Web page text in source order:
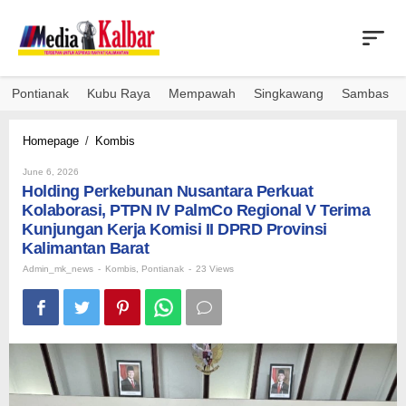
content
Pontianak Kubu Raya Mempawah Singkawang Sambas
Homepage / Kombis
Perkuat
Kolaborasi,
PTPN
IV
PalmCo
Regional
V
Terima
Kunjungan
Komisi
II
DPRD
Provinsi
June 6, 2026
Holding Perkebunan Nusantara Perkuat
Kolaborasi, PTPN IV PalmCo Regional V Terima
Kunjungan Kerja Komisi II DPRD Provinsi
Kalimantan Barat
Admin_mk_news - Kombis Pontianak - 23 Views